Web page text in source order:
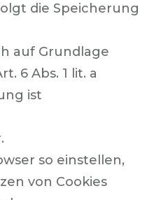
die Speicherung
auf Grundlage
6 Abs. 1 lit. a
ist
so einstellen,
von Cookies